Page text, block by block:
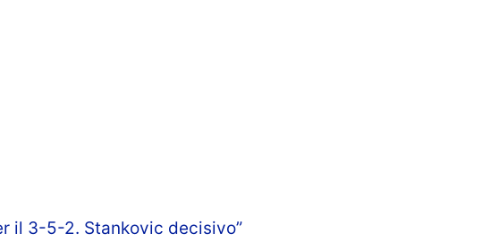
il 3-5-2. Stankovic decisivo”